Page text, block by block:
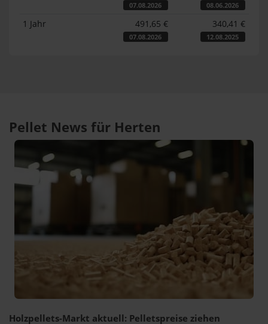
07.08.2026 08.06.2026
1 Jahr 491,65 €
07.08.2026
340,41 €
12.08.2025
Pellet News für Herten
Holzpellets-Markt aktuell: Pelletspreise ziehen